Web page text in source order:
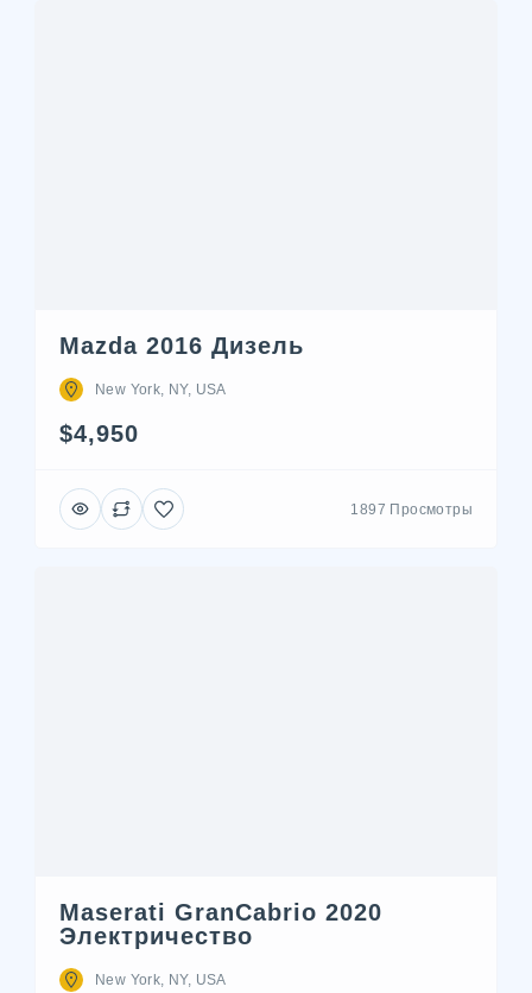
Mazda 2016 Дизель
New York, NY, USA
$4,950
1897 Просмотры
Maserati GranCabrio 2020
Электричество
New York, NY, USA